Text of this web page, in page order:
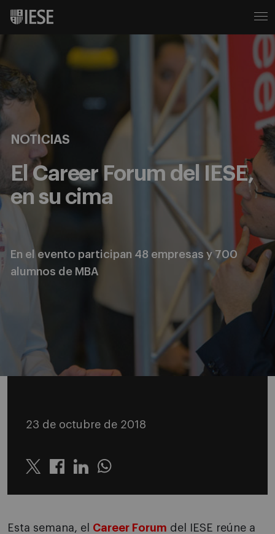
NOTICIAS
El Career Forum del IESE,
en su cima
En el evento participan 48 empresas y 700
alumnos de MBA
23 de octubre de 2018
Twitter LinkedinWhatsapp
Esta semana, el Career Forum del IESE reúne a